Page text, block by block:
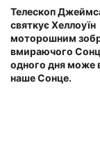
Телескоп
святкує Хеллоуїн
моторошним
вмираючого
одного дня може
наше Сонце.